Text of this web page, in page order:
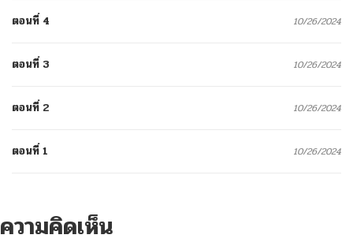
ตอนที่ 4 10/26/2024
ตอนที่ 3 10/26/2024
ตอนที่ 2 10/26/2024
ตอนที่ 1 10/26/2024
ความคิดเห็น